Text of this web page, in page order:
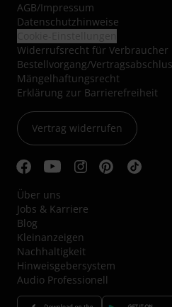
AGB/Impressum
Datenschutzhinweise
Widerrufsrecht für Verbraucher
Bestellvorgang/
Mängelhaftungsrecht
Erklärung zur Barrierefreiheit
Vertrag widerrufen
Über uns
Jobs & Karriere
Blog
Kleinanzeigen
Nachhaltigkeit
Hinweisgebersystem
Audio Professionell